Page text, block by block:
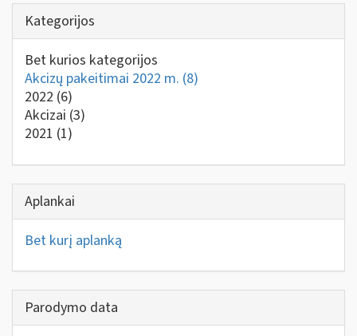
Kategorijos
Bet kurios kategorijos
Akcizų pakeitimai 2022 m. (8)
2022 (6)
Akcizai (3)
2021 (1)
Aplankai
Bet kurį aplanką
Parodymo data